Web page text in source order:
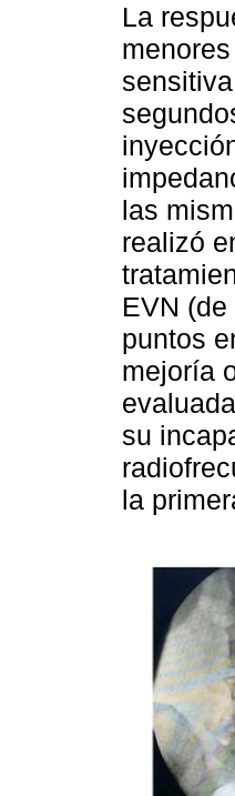
La
las
realizó
EVN
puntos
mejoría
su
la